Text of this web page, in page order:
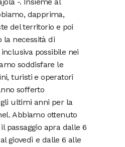
dapprima,
del territorio e poi
la necessità di
possibile nei
soddisfare le
turisti e operatori
sofferto
ultimi anni per la
Abbiamo ottenuto
il passaggio apra dalle 6
giovedì e dalle 6 alle